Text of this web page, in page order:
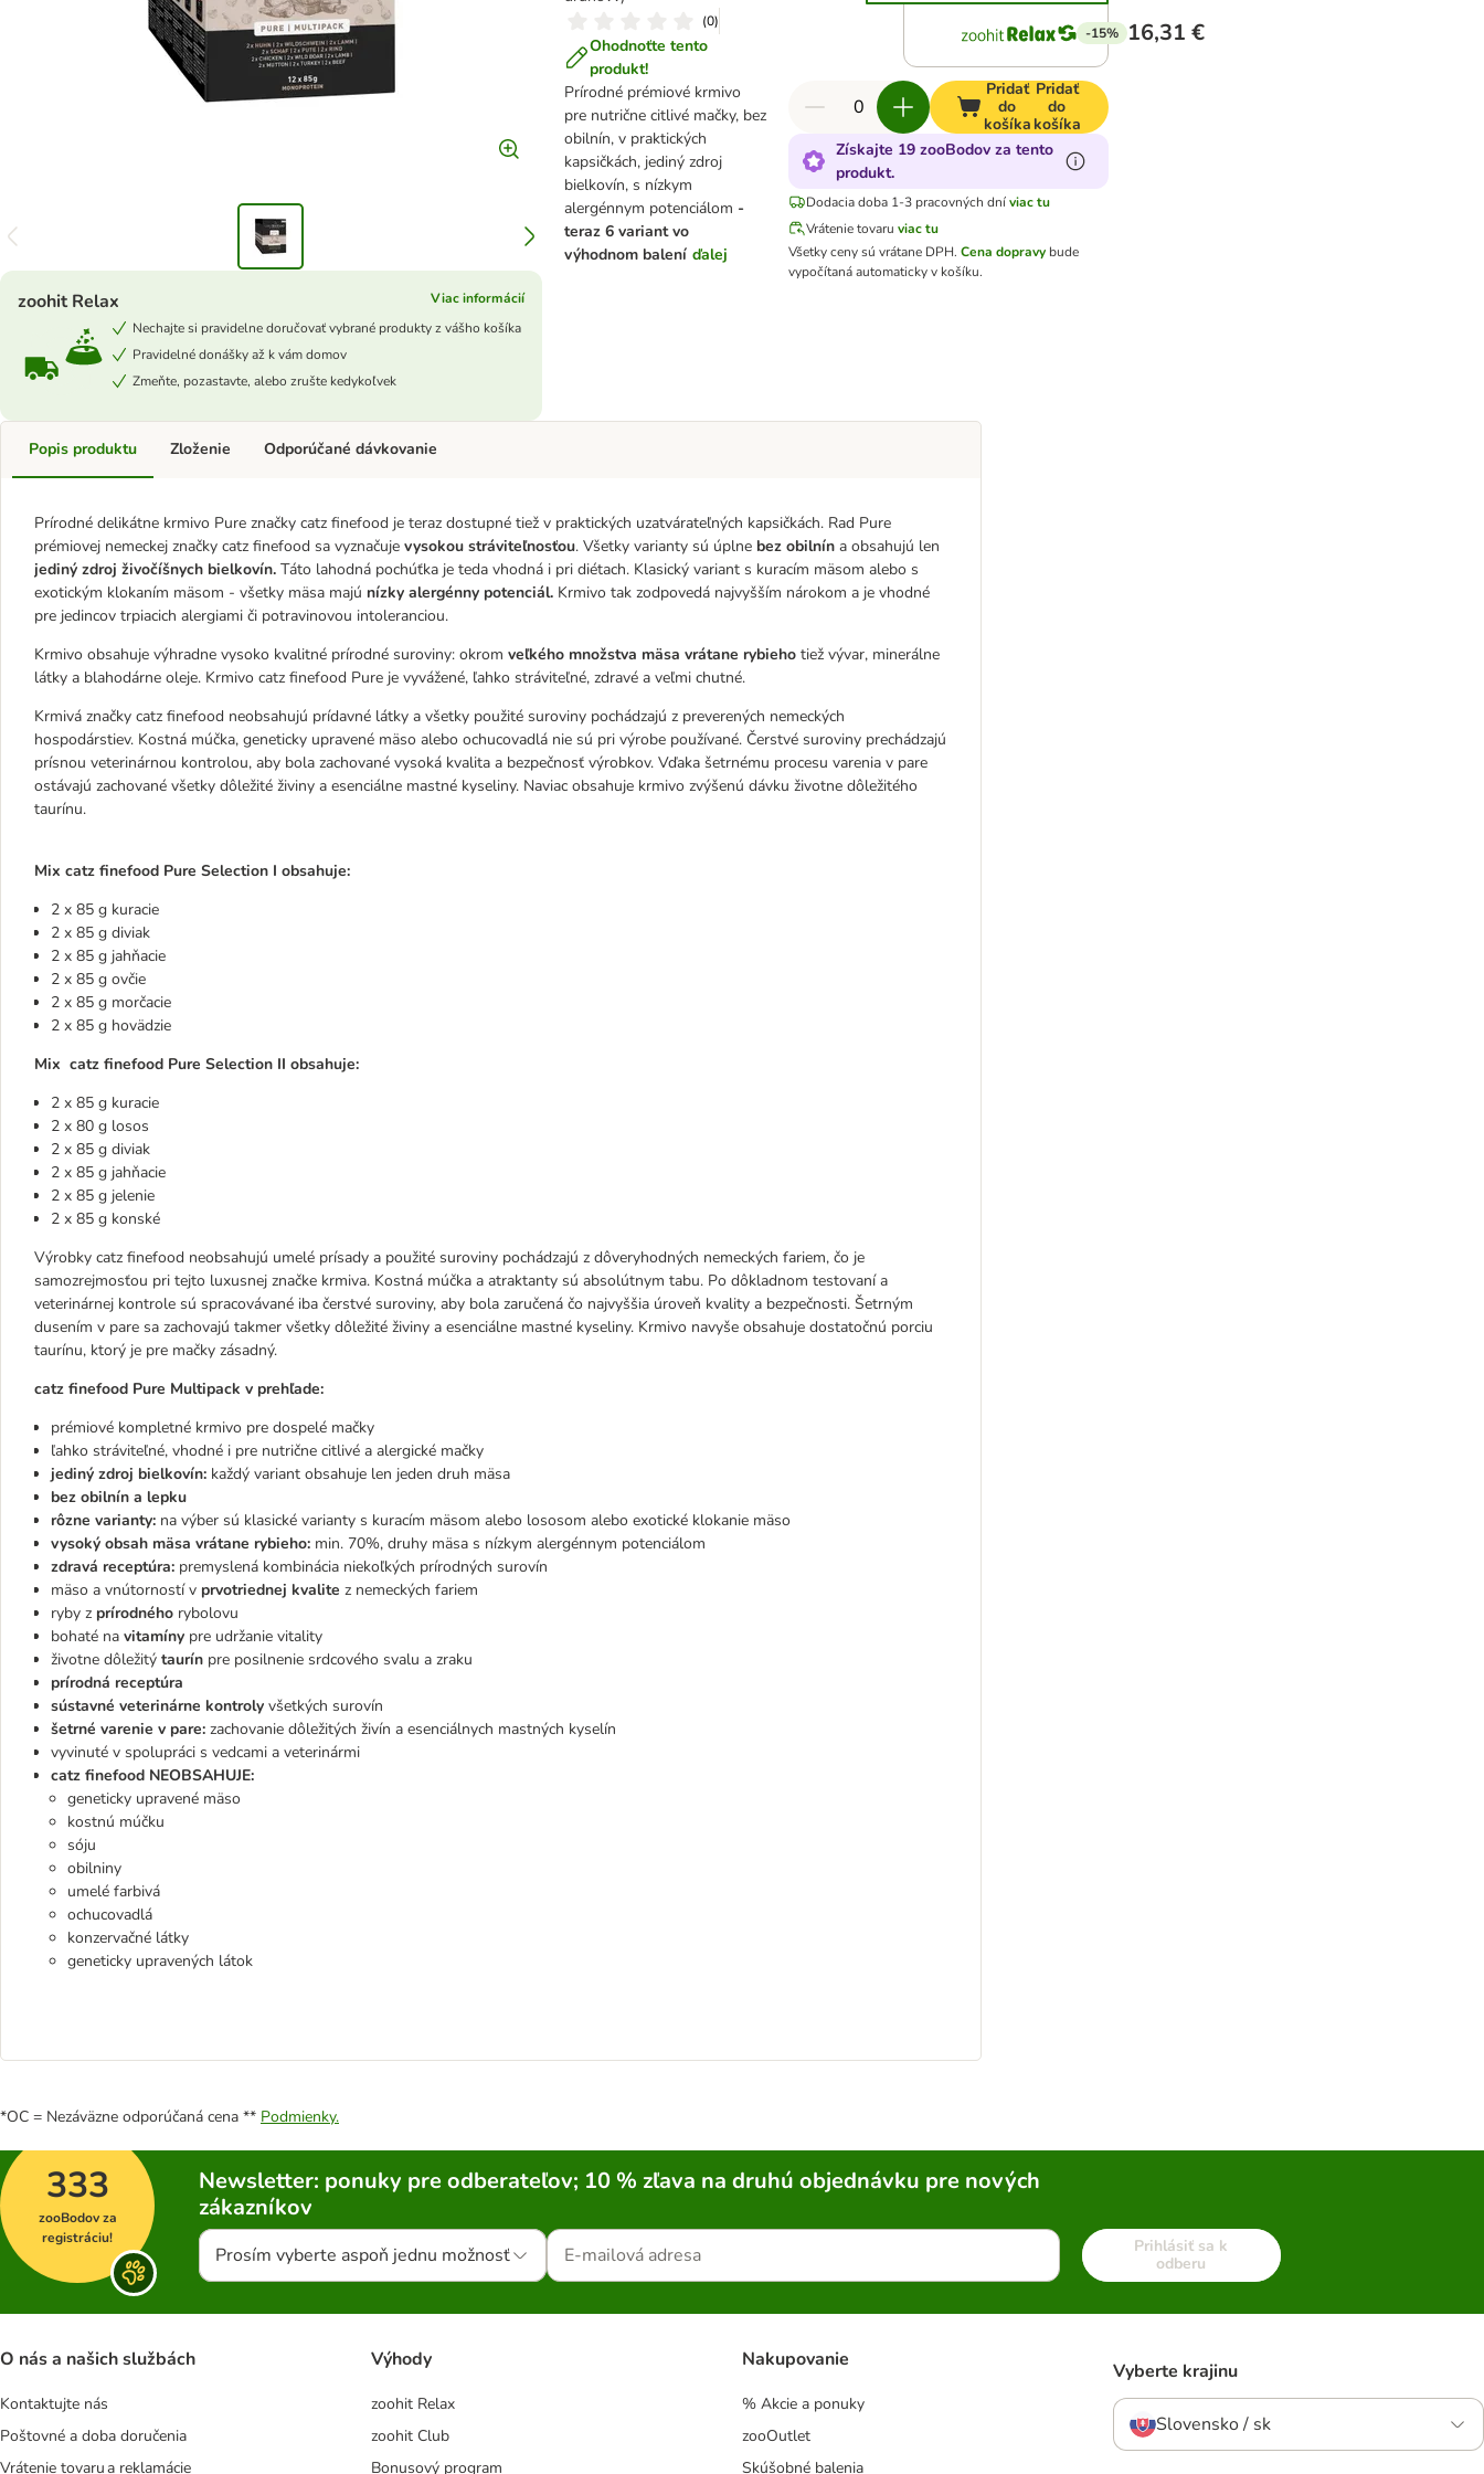
(0)
Ohodnoťte tento
produkt!
Prírodné prémiové krmivo
pre nutrične citlivé mačky, bez
obilnín, v praktických
kapsičkách, jediný zdroj
bielkovín, s nízkym
alergénnym potenciálom -
teraz 6 variant vo
výhodnom balení ďalej
zoohit Relax
Viac informácií
Nechajte si pravidelne doručovať vybrané produkty z vášho košíka
Pravidelné donášky až k vám domov
Zmeňte, pozastavte, alebo zrušte kedykoľvek
-15% 16,31 €
Pridať
do
košíka
Pridať
do
košíka
Získajte 19 zooBodov za tento
produkt.
Dodacia doba 1-3 pracovných dní viac tu
Vrátenie tovaru viac tu
Všetky ceny sú vrátane DPH. Cena dopravybude
vypočítaná automaticky v košíku.
Popis produktu
Prírodné delikátne krmivo Pure značky catz finefood je teraz dostupné tiež v praktických uzatvárateľných kapsičkách. Rad Pure
prémiovej nemeckej značky catz finefood sa vyznačuje vysokou stráviteľnosťou. Všetky varianty sú úplne bez obilnín a obsahujú len
jediný zdroj živočíšnych bielkovín. Táto lahodná pochúťka je teda vhodná i pri diétach. Klasický variant s kuracím mäsom alebo s
exotickým klokaním mäsom - všetky mäsa majú nízky alergénny potenciál. Krmivo tak zodpovedá najvyšším nárokom a je vhodné
pre jedincov trpiacich alergiami či potravinovou intoleranciou.
Krmivo obsahuje výhradne vysoko kvalitné prírodné suroviny: okrom veľkého množstva mäsa vrátane rybieho tiež vývar, minerálne
látky a blahodárne oleje. Krmivo catz finefood Pure je vyvážené, ľahko stráviteľné, zdravé a veľmi chutné.
Krmivá značky catz finefood neobsahujú prídavné látky a všetky použité suroviny pochádzajú z preverených nemeckých
hospodárstiev. Kostná múčka, geneticky upravené mäso alebo ochucovadlá nie sú pri výrobe používané. Čerstvé suroviny prechádzajú
prísnou veterinárnou kontrolou, aby bola zachované vysoká kvalita a bezpečnosť výrobkov. Vďaka šetrnému procesu varenia v pare
ostávajú zachované všetky dôležité živiny a esenciálne mastné kyseliny. Naviac obsahuje krmivo zvýšenú dávku životne dôležitého
taurínu.
Mix catz finefood Pure Selection I obsahuje:
2 x 85 g kuracie
2 x 85 g diviak
2 x 85 g jahňacie
2 x 85 g ovčie
2 x 85 g morčacie
2 x 85 g hovädzie
Mix catz finefood Pure Selection II obsahuje:
2 x 85 g kuracie
2 x 80 g losos
2 x 85 g diviak
2 x 85 g jahňacie
2 x 85 g jelenie
2 x 85 g konské
Výrobky catz finefood neobsahujú umelé prísady a použité suroviny pochádzajú z dôveryhodných nemeckých fariem, čo je
samozrejmosťou pri tejto luxusnej značke krmiva. Kostná múčka a atraktanty sú absolútnym tabu. Po dôkladnom testovaní a
veterinárnej kontrole sú spracovávané iba čerstvé suroviny, aby bola zaručená čo najvyššia úroveň kvality a bezpečnosti. Šetrným
dusením v pare sa zachovajú takmer všetky dôležité živiny a esenciálne mastné kyseliny. Krmivo navyše obsahuje dostatočnú porciu
taurínu, ktorý je pre mačky zásadný.
catz finefood Pure Multipack v prehľade:
prémiové kompletné krmivo pre dospelé mačky
ľahko stráviteľné, vhodné i pre nutrične citlivé a alergické mačky
jediný zdroj bielkovín: každý variant obsahuje len jeden druh mäsa
bez obilnín a lepku
rôzne varianty: na výber sú klasické varianty s kuracím mäsom alebo lososom alebo exotické klokanie mäso
vysoký obsah mäsa vrátane rybieho: min. 70%, druhy mäsa s nízkym alergénnym potenciálom
zdravá receptúra: premyslená kombinácia niekoľkých prírodných surovín
mäso a vnútorností v prvotriednej kvalite z nemeckých fariem
ryby z prírodného rybolovu
bohaté na vitamíny pre udržanie vitality
životne dôležitý taurín pre posilnenie srdcového svalu a zraku
prírodná receptúra
sústavné veterinárne kontroly všetkých surovín
šetrné varenie v pare: zachovanie dôležitých živín a esenciálnych mastných kyselín
vyvinuté v spolupráci s vedcami a veterinármi
catz finefood NEOBSAHUJE:
geneticky upravené mäso
kostnú múčku
sóju
obilniny
umelé farbivá
ochucovadlá
konzervačné látky
geneticky upravených látok
Zloženie Odporúčané dávkovanie
*OC = Nezáväzne odporúčaná cena ** Podmienky.
333
zooBodov za
registráciu!
Newsletter: ponuky pre odberateľov; 10 % zľava na druhú objednávku pre nových
zákazníkov
Prosím vyberte aspoň jednu možnosť
Prihlásiť sa k
odberu
O nás a našich službách
Kontaktujte nás
Poštovné a doba doručenia
Vrátenie tovaru a reklamácie
Výhody
zoohit Relax
zoohit Club
Bonusový program
Nakupovanie
% Akcie a ponuky
zooOutlet
Skúšobné balenia
Vyberte krajinu
Slovensko / sk